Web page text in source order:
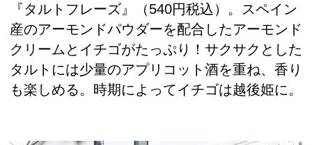
『タルトフレーズ』（540円税込）。スペイン
産のアーモンドパウダーを配合したアーモンド
クリームとイチゴがたっぷり！サクサクとした
タルトには少量のアプリコット酒を重ね、香り
も楽しめる。時期によってイチゴは越後姫に。